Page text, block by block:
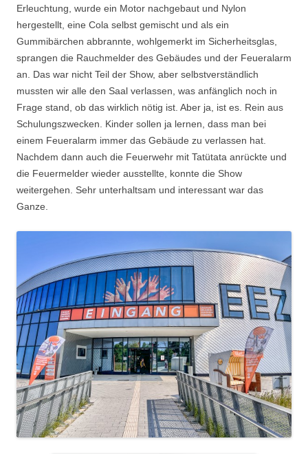
Erleuchtung, wurde ein Motor nachgebaut und Nylon
hergestellt, eine Cola selbst gemischt und als ein
Gummibärchen abbrannte, wohlgemerkt im Sicherheitsglas,
sprangen die Rauchmelder des Gebäudes und der Feueralarm
an. Das war nicht Teil der Show, aber selbstverständlich
mussten wir alle den Saal verlassen, was anfänglich noch in
Frage stand, ob das wirklich nötig ist. Aber ja, ist es. Rein aus
Schulungszwecken. Kinder sollen ja lernen, dass man bei
einem Feueralarm immer das Gebäude zu verlassen hat.
Nachdem dann auch die Feuerwehr mit Tatütata anrückte und
die Feuermelder wieder ausstellte, konnte die Show
weitergehen. Sehr unterhaltsam und interessant war das
Ganze.